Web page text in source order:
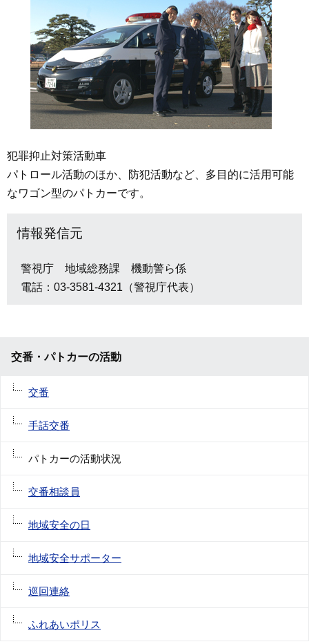
犯罪抑止対策活動車
パトロール活動のほか、防犯活動など、多目的に活用可能
なワゴン型のパトカーです。
情報発信元
警視庁 地域総務課 機動警ら係
電話：03-3581-4321（警視庁代表）
交番・パトカーの活動
交番
手話交番
パトカーの活動状況
交番相談員
地域安全の日
地域安全サポーター
巡回連絡
ふれあいポリス